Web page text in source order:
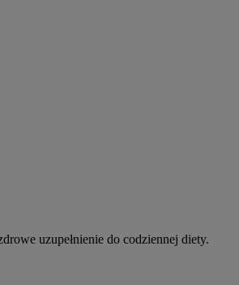
uzupełnienie do codziennej diety.